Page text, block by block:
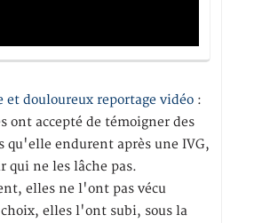
et douloureux reportage vidéo :
ont accepté de témoigner des
qu'elle endurent après une IVG,
qui ne les lâche pas.
elles ne l'ont pas vécu
elles l'ont subi, sous la